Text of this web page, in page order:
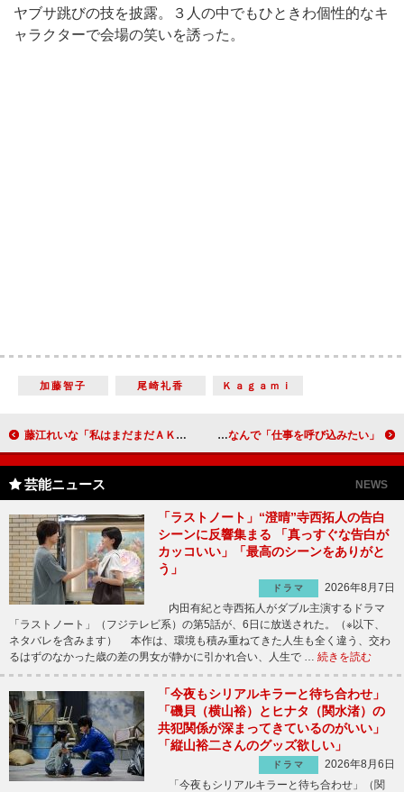
ヤブサ跳びの技を披露。３人の中でもひときわ個性的なキ
ャラクターで会場の笑いを誘った。
加藤智子 尾崎礼香 Ｋａｇａｍｉ
藤江れいな「私はまだまだＡＫＢにいたい」 「こじはるさんと飲んでみたい」 中村蒼、サラリーマンへの憧れを語る 節分にちなんで「仕事を呼び込みたい」
芸能ニュース NEWS
「ラストノート」“澄晴”寺西拓人の告白
シーンに反響集まる 「真っすぐな告白が
カッコいい」「最高のシーンをありがと
う」
ドラマ
2026年8月7日
内田有紀と寺西拓人がダブル主演するドラマ
「ラストノート」（フジテレビ系）の第5話が、6日に放送された。（※以下、
ネタバレを含みます） 本作は、環境も積み重ねてきた人生も全く違う、交わ
るはずのなかった歳の差の男女が静かに引かれ合い、人生で … 続きを読む
「今夜もシリアルキラーと待ち合わせ」
「磯貝（横山裕）とヒナタ（関水渚）の
共犯関係が深まってきているのがいい」
「縦山裕二さんのグッズ欲しい」
ドラマ
2026年8月6日
「今夜もシリアルキラーと待ち合わせ」（関